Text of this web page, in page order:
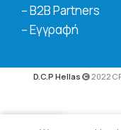
– B2B Partners
– Εγγραφή
D.C.P Hellas 2022